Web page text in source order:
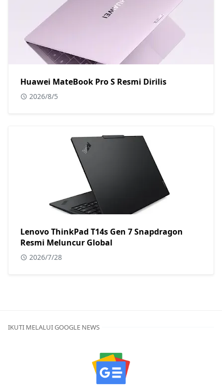
Huawei MateBook Pro S Resmi Dirilis
2026/8/5
Lenovo ThinkPad T14s Gen 7 Snapdragon
Resmi Meluncur Global
2026/7/28
IKUTI MELALUI GOOGLE NEWS